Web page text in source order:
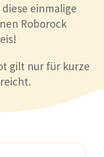
einmalige
Roborock
gilt nur für kurze